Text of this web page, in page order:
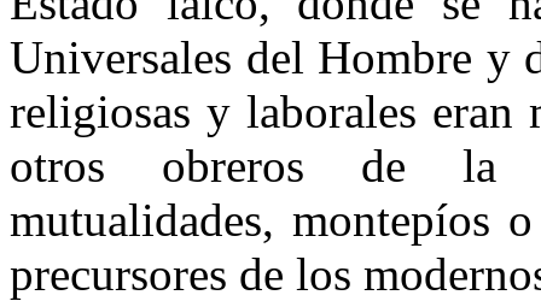
Universales del Hombre y
religiosas y laborales eran
otros obreros de la
mutualidades, montepíos
precursores de los